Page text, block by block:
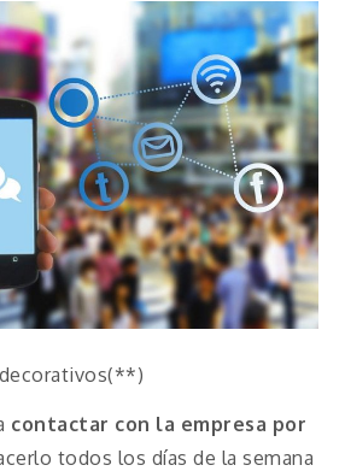
contactar con la empresa por
todos los días de la semana